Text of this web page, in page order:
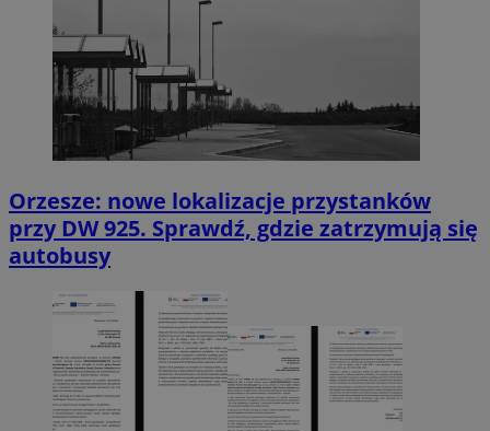
Orzesze: nowe lokalizacje przystanków
przy DW 925. Sprawdź, gdzie zatrzymują się
autobusy